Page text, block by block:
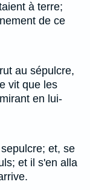
à terre;
de ce
au sépulcre,
vit que les
en lui-
et, se
et il s'en alla